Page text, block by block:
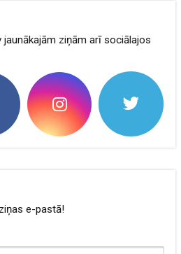
jaunākajām ziņām arī sociālajos
e-pastā!